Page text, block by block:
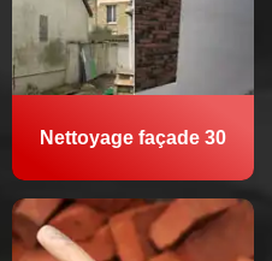
Nettoyage façade 30